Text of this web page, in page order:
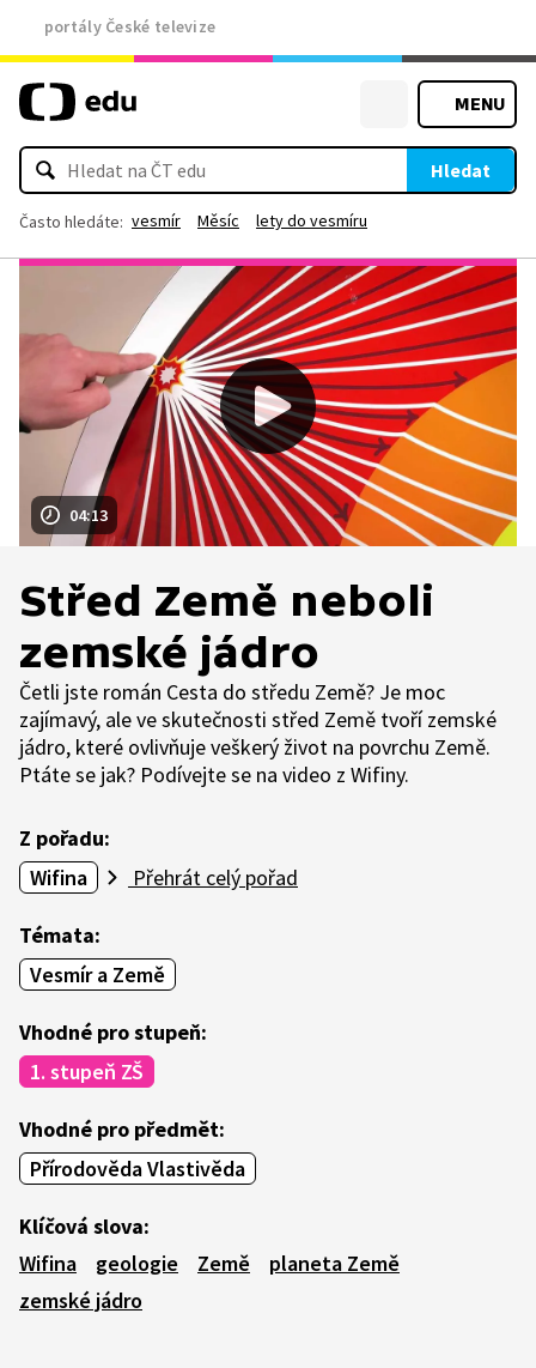
portály České televize
MENU
Hledat
Často hledáte: vesmír Měsíc lety do vesmíru
04:13
Střed Země neboli
zemské jádro
Četli jste román Cesta do středu Země? Je moc
zajímavý, ale ve skutečnosti střed Země tvoří zemské
jádro, které ovlivňuje veškerý život na povrchu Země.
Ptáte se jak? Podívejte se na video z Wifiny.
Z pořadu:
Wifina
Přehrát celý pořad
Témata:
Vesmír a Země
Vhodné pro stupeň:
1. stupeň ZŠ
Vhodné pro předmět:
Přírodověda Vlastivěda
Klíčová slova:
Wifina
geologie Země
planeta Země
zemské jádro